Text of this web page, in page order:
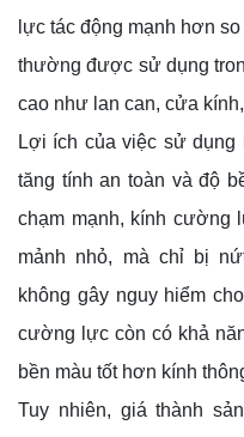
lực tác động mạnh hơn
thường được sử dụng
cao như lan can, cửa
Lợi ích của việc sử
tăng tính an toàn và độ
chạm mạnh, kính cường
mảnh nhỏ, mà chỉ bị
không gây nguy hiểm
cường lực còn có khả
bền màu tốt hơn kính
Tuy nhiên, giá thành